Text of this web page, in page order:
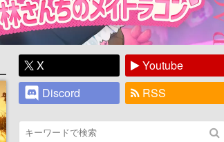
X
Youtube
Discord
RSS